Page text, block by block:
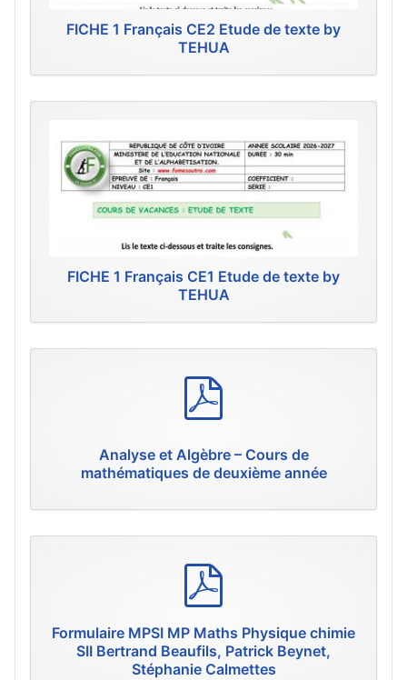
FICHE 1 Français CE2 Etude de texte by
TEHUA
FICHE 1 Français CE1 Etude de texte by
TEHUA
Analyse et Algèbre – Cours de
mathématiques de deuxième année
Formulaire MPSI MP Maths Physique chimie
SII Bertrand Beaufils, Patrick Beynet,
Stéphanie Calmettes